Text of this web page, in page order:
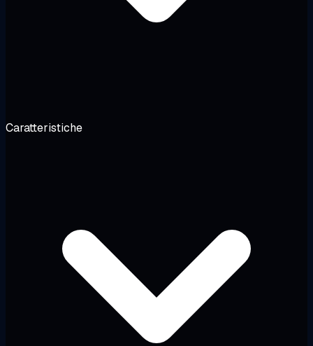
Caratteristiche